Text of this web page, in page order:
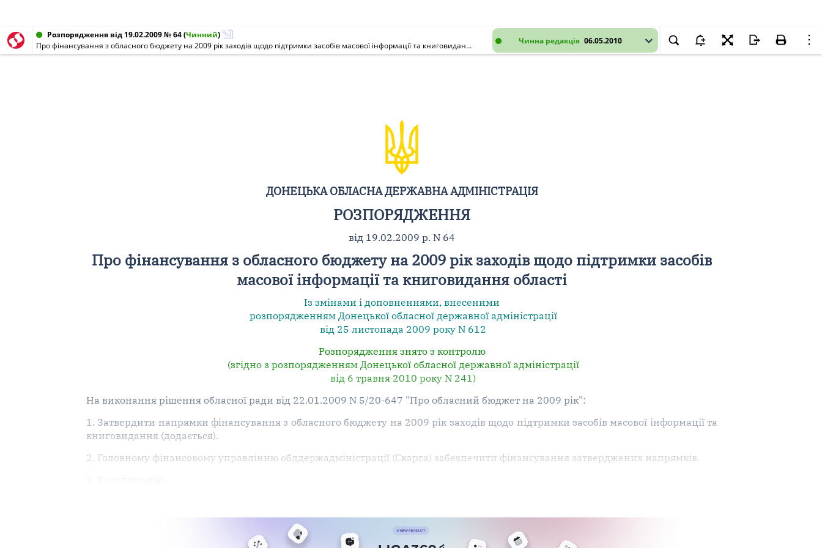
Чинна редакція 06.05.2010
Розпорядження від 19.02.2009 № 64(Чинний)
Про фінансування з обласного бюджету на 2009 рік заходів щодо підтримки засобів масової інформації та книговидання області
ДОНЕЦЬКА ОБЛАСНА ДЕРЖАВНА АДМІНІСТРАЦІЯ
РОЗПОРЯДЖЕННЯ
від 19.02.2009 р. N 64
Про фінансування з обласного бюджету на 2009 рік заходів щодо підтримки засобів
масової інформації та книговидання області
Із змінами і доповненнями, внесеними
розпорядженням Донецької обласної державної адміністрації
від 25 листопада 2009 року N 612
Розпорядження знято з контролю
(згідно з розпорядженням Донецької обласної державної адміністрації
від 6 травня 2010 року N 241)
На виконання рішення обласної ради від 22.01.2009 N 5/20-647 "Про обласний бюджет на 2009 рік":
1. Затвердити напрямки фінансування з обласного бюджету на 2009 рік заходів щодо підтримки засобів масової інформації та
книговидання (додається).
2. Головному фінансовому управлінню облдержадміністрації (Скарга) забезпечити фінансування затверджених напрямків.